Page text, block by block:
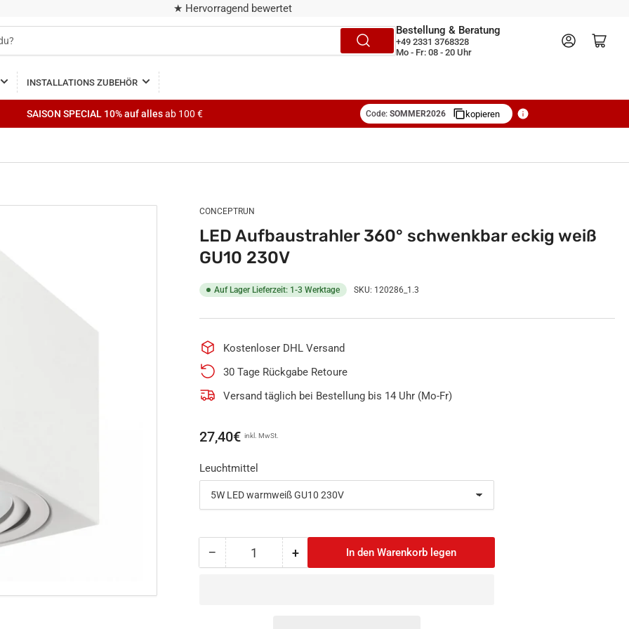
★ Hervorragend bewertet
Bestellung & Beratung
+49 2331 3768328
Mo - Fr: 08 - 20 Uhr
AnmeldenMini-Warenkorb öffnen
INSTALLATIONS ZUBEHÖR
SAISON SPECIAL 10% auf allesab 100 € Code: SOMMER2026 kopieren
CONCEPTRUN
LED Aufbaustrahler 360° schwenkbar eckig weiß
GU10 230V
Auf Lager Lieferzeit: 1-3 Werktage SKU: 120286_1.3
Kostenloser DHL Versand
30 Tage Rückgabe Retoure
Versand täglich bei Bestellung bis 14 Uhr (Mo-Fr)
Normaler
27,40€ inkl. MwSt.
Leuchtmittel
− Menge
Anzahl +Menge
In den Warenkorb legen